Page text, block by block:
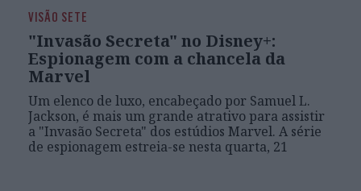
VISÃO SETE
"Invasão Secreta" no Disney+:
Espionagem com a chancela da
Marvel
Um elenco de luxo, encabeçado por Samuel L.
Jackson, é mais um grande atrativo para assistir
a "Invasão Secreta" dos estúdios Marvel. A série
de espionagem estreia-se nesta quarta, 21